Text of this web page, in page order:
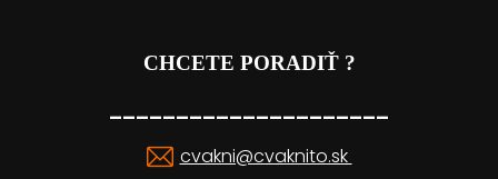
CHCETE PORADIŤ ?
_____________________
cvakni@cvaknito.sk